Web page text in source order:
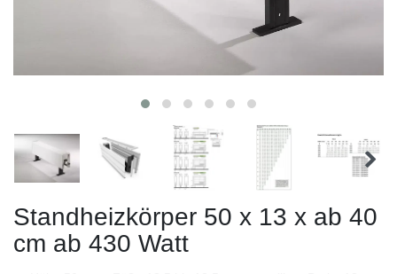
Standheizkörper 50 x 13 x ab 40
cm ab 430 Watt